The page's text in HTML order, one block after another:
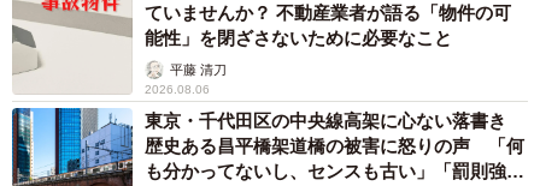
ていませんか？ 不動産業者が語る「物件の可
能性」を閉ざさないために必要なこと
平藤 清刀
2026.08.06
東京・千代田区の中央線高架に心ない落書き
歴史ある昌平橋架道橋の被害に怒りの声 「何
も分かってないし、センスも古い」「罰則強化